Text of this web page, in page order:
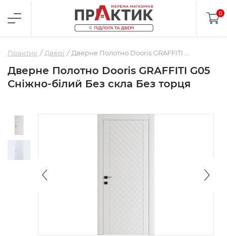
0
Практик Двері
Дверне Полотно Dooris GRAFFITI G05
Сніжно-білий Без скла Без торця